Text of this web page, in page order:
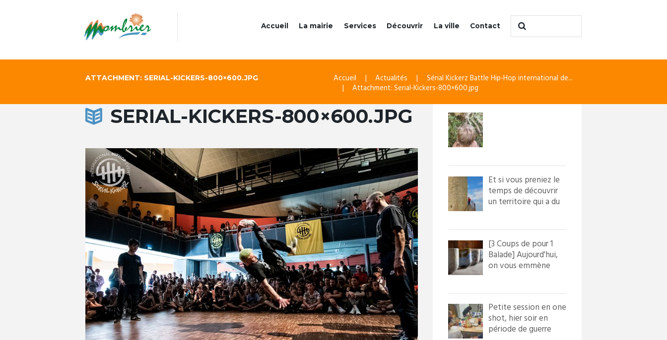
Accueil La mairie Services Découvrir La ville Contact
ATTACHMENT: SERIAL-KICKERS-800×600.JPG Accueil Actualités
Sérial Kickerz Battle Hip-Hop international de...
Attachment: Serial-Kickers-800×600.jpg
SERIAL-KICKERS-800×600.JPG
Et si vous preniez le
temps de découvrir
un territoire qui a du
[3 Coups de pour 1
Balade] Aujourd'hui,
on vous emmène
Petite session en one
shot, hier soir en
période de guerre